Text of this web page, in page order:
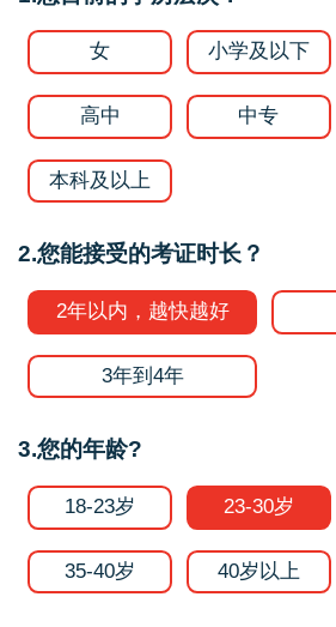
女 小学及以下
高中 中专
本科及以上
2.您能接受的考证时长？
2年以内，越快越好
3年到4年
3.您的年龄?
18-23岁 23-30岁
35-40岁 40岁以上